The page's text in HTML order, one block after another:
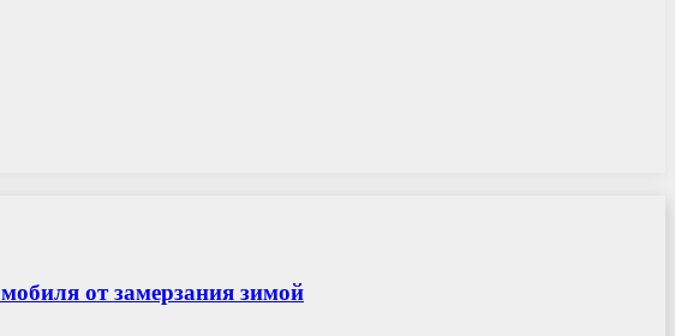
от замерзания зимой